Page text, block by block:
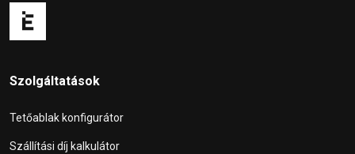
Szolgáltatások
Tetőablak konfigurátor
Szállítási díj kalkulátor